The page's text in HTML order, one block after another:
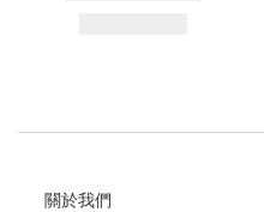
關於我們